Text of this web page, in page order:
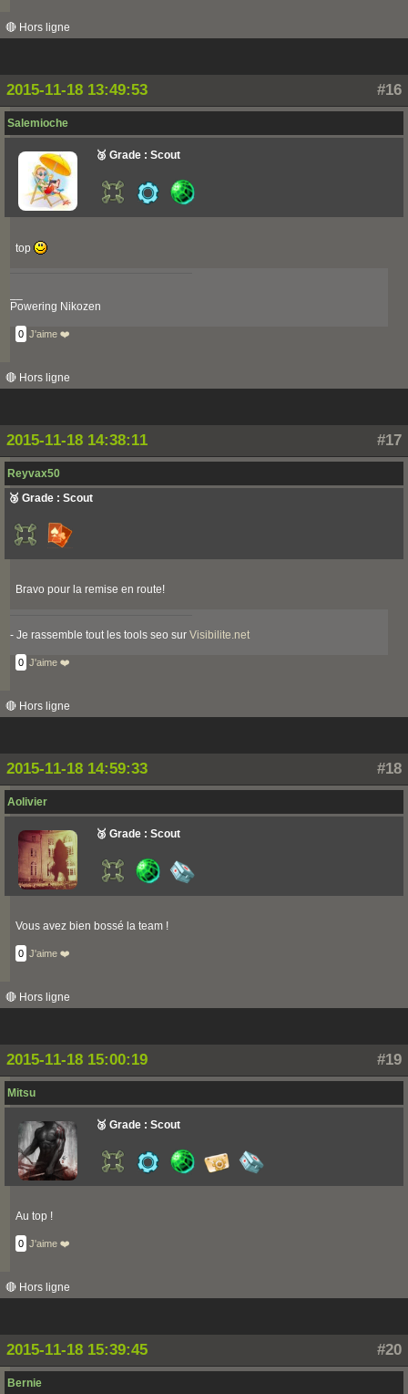
🔴 Hors ligne
#16
2015-11-18 13:49:53
Salemioche
🥉 Grade : Scout
top
Powering Nikozen
0 J'aime ❤️
🔴 Hors ligne
#17
2015-11-18 14:38:11
Reyvax50
🥉 Grade : Scout
Bravo pour la remise en route!
- Je rassemble tout les tools seo sur Visibilite.net
0 J'aime ❤️
🔴 Hors ligne
#18
2015-11-18 14:59:33
Aolivier
🥉 Grade : Scout
Vous avez bien bossé la team !
0 J'aime ❤️
🔴 Hors ligne
#19
2015-11-18 15:00:19
Mitsu
🥉 Grade : Scout
Au top !
0 J'aime ❤️
🔴 Hors ligne
#20
2015-11-18 15:39:45
Bernie